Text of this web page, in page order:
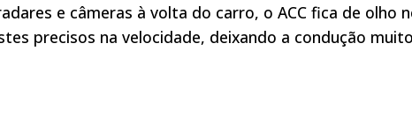
e câmeras à volta do carro, o ACC fica de olho
precisos na velocidade, deixando a condução muito